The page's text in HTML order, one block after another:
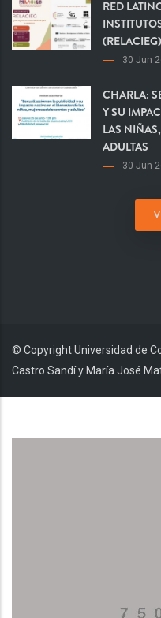
RED
(RELACIEG)
30 Jun
CHARLA:
Y SU
LAS
ADULTAS
30 Jun
© Copyright Universidad de
Castro Sandí y María José